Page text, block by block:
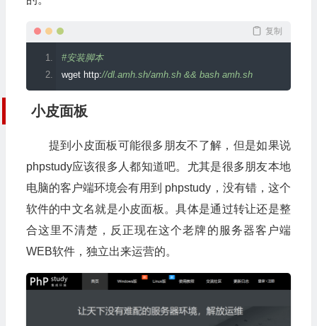
复制
#安装脚本
wget http://dl.amh.sh/amh.sh && bash amh.sh
小皮面板
提到小皮面板可能很多朋友不了解，但是如果说
phpstudy应该很多人都知道吧。尤其是很多朋友本地
电脑的客户端环境会有用到 phpstudy，没有错，这个
软件的中文名就是小皮面板。具体是通过转让还是整
合这里不清楚，反正现在这个老牌的服务器客户端
WEB软件，独立出来运营的。